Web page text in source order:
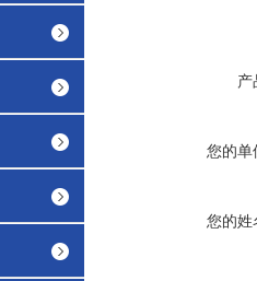
产
您的单
您的姓